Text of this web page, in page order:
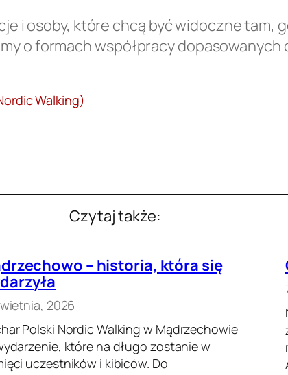
i osoby, które chcą być widoczne tam,
o formach współpracy dopasowanych
Walking)
Czytaj także:
– historia, która się
2026
Polski Nordic Walking w Mądrzechowie
które na długo zostanie w
uczestników i kibiców. Do